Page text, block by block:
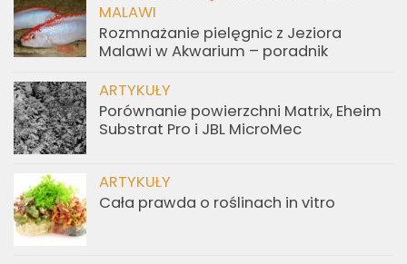
MALAWI
Rozmnażanie pielęgnic z Jeziora
Malawi w Akwarium – poradnik
ARTYKUŁY
Porównanie powierzchni Matrix, Eheim
Substrat Pro i JBL MicroMec
ARTYKUŁY
Cała prawda o roślinach in vitro